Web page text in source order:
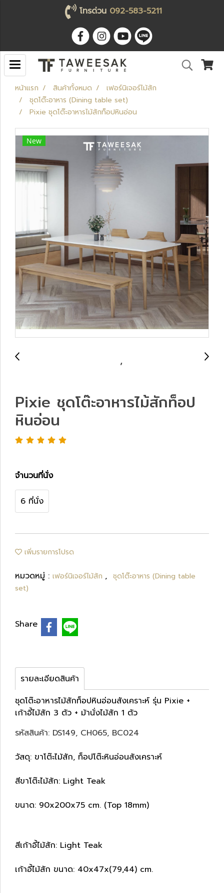
โทรด่วน 092-583-5211
หน้าแรก สินค้าทั้งหมด
เฟอร์นิเจอร์ไม้สัก
ชุดโต๊ะอาหาร (Dining table set)
Pixie ชุดโต๊ะอาหารไม้สักท็อปหินอ่อน
New
Pixie ชุดโต๊ะอาหารไม้สักท็อป
หินอ่อน
จำนวนที่นั่ง
6 ที่นั่ง
เพิ่มรายการโปรด
หมวดหมู่ : เฟอร์นิเจอร์ไม้สัก , ชุดโต๊ะอาหาร (Dining table
set)
Share
รายละเอียดสินค้า
ชุดโต๊ะอาหารไม้สักท็อปหินอ่อนสังเคราะห์ รุ่น Pixie +
เก้าอี้ไม้สัก 3 ตัว + ม้านั่งไม้สัก 1 ตัว
รหัสสินค้า: DS149, CH065, BC024
วัสดุ: ขาโต๊ะไม้สัก, ท็อปโต๊ะหินอ่อนสังเคราะห์
สีขาโต๊ะไม้สัก: Light Teak
ขนาด: 90x200x75 cm. (Top 18mm)
สีเก้าอี้ไม้สัก: Light Teak
เก้าอี้ไม้สัก ขนาด: 40x47x(79,44) cm.